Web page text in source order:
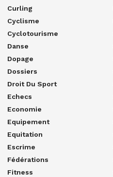
Curling
Cyclisme
Cyclotourisme
Danse
Dopage
Dossiers
Droit Du Sport
Echecs
Economie
Equipement
Equitation
Escrime
Fédérations
Fitness